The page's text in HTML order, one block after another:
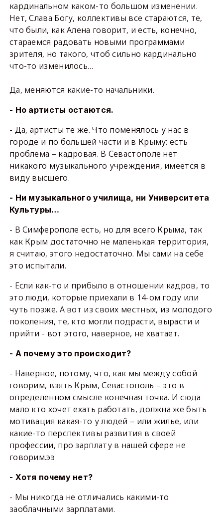
кардинальном каком-то большом изменении.
Нет, Слава Богу, коллективы все стараются, те,
что были, как Алена говорит, и есть, конечно,
стараемся радовать новыми программами
зрителя, но такого, чтоб сильно кардинально
что-то изменилось…
Да, меняются какие-то начальники.
- Но артисты остаются.
- Да, артисты те же. Что поменялось у нас в
городе и по большей части и в Крыму: есть
проблема – кадровая. В Севастополе нет
никакого музыкального учреждения, имеется в
виду высшего.
- Ни музыкального училища, ни Университета
Культуры…
- В Симферополе есть, но для всего Крыма, так
как Крым достаточно не маленькая территория,
я считаю, этого недостаточно. Мы сами на себе
это испытали.
- Если как-то и прибыло в отношении кадров, то
это люди, которые приехали в 14-ом году или
чуть позже. А вот из своих местных, из молодого
поколения, те, кто могли подрасти, вырасти и
прийти - вот этого, наверное, не хватает.
- А почему это происходит?
- Наверное, потому, что, как мы между собой
говорим, взять Крым, Севастополь – это в
определенном смысле конечная точка. И сюда
мало кто хочет ехать работать, должна же быть
мотивация какая-то у людей – или жилье, или
какие-то перспективы развития в своей
профессии, про зарплату в нашей сфере не
говорим.ээ
- Хотя почему нет?
- Мы никогда не отличались какими-то
заоблачными зарплатами.